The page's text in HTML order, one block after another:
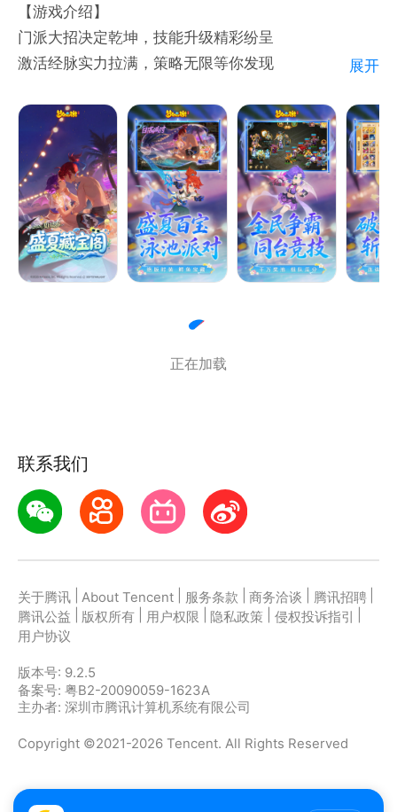
职玩法，一个账号拥有多种角色体验，首个双武器职业
战狂震撼来袭！比武大会、关宁校场、高昌迷宫、门派
挑战、帮会联赛等众多PVP玩法，单挑、团战、野战任
专属角色剧情，带你领略荡气回肠的人物故事！
——超大家园自由摆放 DIY烧制传家宝
拥有属于自己的家园地块，自由摆放家园建筑，亲手制
作并自由陈列房屋中的家具。更有新颖“传家宝”制瓷玩
法，从中获得人物属性的提升，并有AR投影，将虚拟
照进现实。
——情缘专属甜蜜玩法 全服真人社交
婚、浪漫婚礼、花轿巡游、刺激抢亲、情缘任务应有尽
游戏内外梦岛社区联动社交，实现角色游戏状态、玩家
丰富PVE活动，乐趣无穷：全新门派闯关，感受全职业
敌；神秘宝图任务，寻觅不为人知的旷世宝藏……
——网易新一代国民手游 经典网游完美还原
继承《新倩女幽魂》网游家园、一条龙、跑商、剧情主
线、藏宝图等经典玩法，在手机上重温倩女世界！网易
新一代国民手游，再续三界情义！
【游戏介绍】
门派大招决定乾坤，技能升级精彩纷呈
激活经脉实力拉满，策略无限等你发现
刀光剑影跨服汇聚，武学高手一决高下
助战汤圆所向披靡，休闲福宝萌态无敌乾坤一脉实力升
级，战斗策略制定大招。奇经八脉全新升级系统——乾
坤一脉正式开启！不同方向不同效果，炼化乾坤丹一键
变强，全新体验等你探索。甜蜜情缘携手同行，情侣
PK海量福利，为爱而战表明心意。剑会群雄荣耀之
战，跨服竞技高手过招，丰厚奖励静待英雄。双形态助
长！亲密社交，经典回合，人人爱玩，《梦幻西游》手
押镖，师门捉鬼，轻松语音沟通战斗，手控自动随心切
激活经脉，提升属性，专属策略，战斗游刃有余！全新
活动，梦幻登场——
以爱之名，结缘今宵，情侣PK，抱走丰厚奖励！剑会
助战，灵动上线——
福宝“汤圆”，降临三界，趣味培养，助力伙伴成长！
国风游戏良心佳作，挂机玩法轻松自在，奇经八脉全新
升级，乾坤一脉随心提升，制定策略称霸战场，精彩战
你绝不能错过的手游佳作，全新活动玩法丰富多样，游
日浪漫之旅。
展开
正在加载
联系我们
关于腾讯 About Tencent 服务条款 商务洽谈 腾讯招聘
腾讯公益
版权所有 用户权限 隐私政策 侵权投诉指引
用户协议
版本号: 9.2.5
备案号: 粤B2-20090059-1623A
主办者: 深圳市腾讯计算机系统有限公司
Copyright ©2021-2026 Tencent. All Rights Reserved